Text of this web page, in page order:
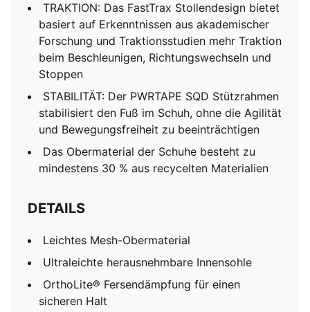
TRAKTION: Das FastTrax Stollendesign bietet
basiert auf Erkenntnissen aus akademischer
Forschung und Traktionsstudien mehr Traktion
beim Beschleunigen, Richtungswechseln und
Stoppen
STABILITÄT: Der PWRTAPE SQD Stützrahmen
stabilisiert den Fuß im Schuh, ohne die Agilität
und Bewegungsfreiheit zu beeinträchtigen
Das Obermaterial der Schuhe besteht zu
mindestens 30 % aus recycelten Materialien
DETAILS
Leichtes Mesh-Obermaterial
Ultraleichte herausnehmbare Innensohle
OrthoLite® Fersendämpfung für einen
sicheren Halt